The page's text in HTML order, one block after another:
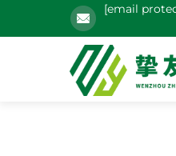
[email